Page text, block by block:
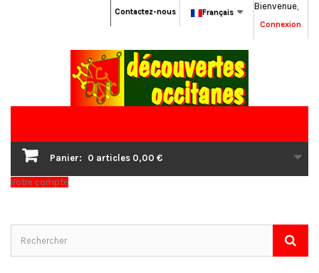
Bienvenue,
Connexion
Français
Contactez-nous
Panier: 0 articles 0,00 €
Votre compte